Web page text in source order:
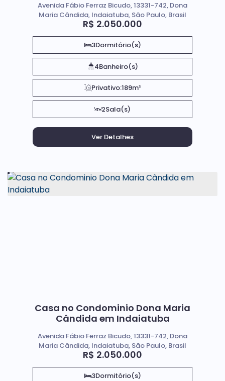
R$ 2.050.000
Avenida Fábio Ferraz Bicudo, 13331-742, Dona
Maria Cândida, Indaiatuba, São Paulo, Brasil
3Dormitório(s)
4Banheiro(s)
Privativo:189m²
2Sala(s)
Casa no Condominio Dona Maria
Cândida em Indaiatuba
R$ 2.050.000
Avenida Fábio Ferraz Bicudo, 13331-742, Dona
Maria Cândida, Indaiatuba, São Paulo, Brasil
3Dormitório(s)